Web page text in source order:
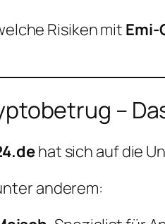
Risiken mit Emi-
–
hat sich auf die
anderem: